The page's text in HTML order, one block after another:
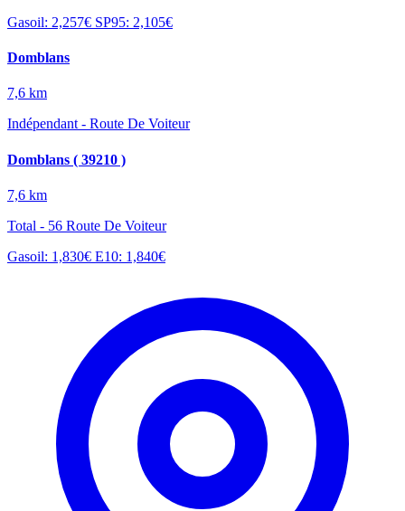
Gasoil: 2,257€ SP95: 2,105€
Domblans
7,6 km
Indépendant - Route De Voiteur
Domblans ( 39210 )
7,6 km
Total - 56 Route De Voiteur
Gasoil: 1,830€ E10: 1,840€